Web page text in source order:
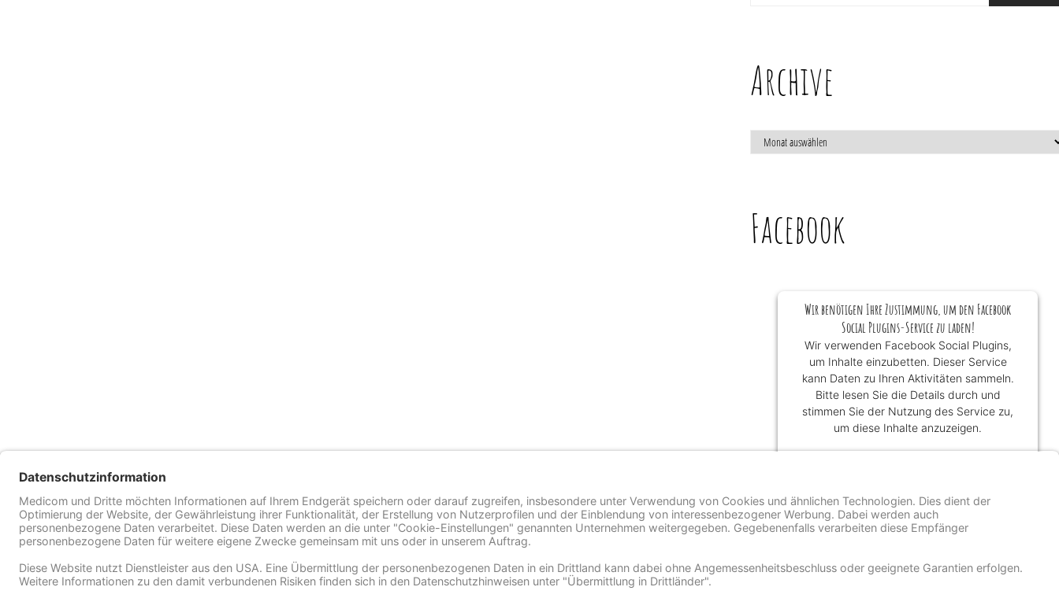
Archive
ARCHIVE
Facebook
Wir benötigen Ihre Zustimmung, um den Facebook
Social Plugins-Service zu laden!
Wir verwenden Facebook Social Plugins,
um Inhalte einzubetten. Dieser Service
kann Daten zu Ihren Aktivitäten sammeln.
Bitte lesen Sie die Details durch und
stimmen Sie der Nutzung des Service zu,
um diese Inhalte anzuzeigen.
Akzeptieren
Usercentrics Consent